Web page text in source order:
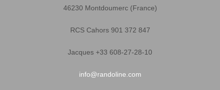
46230 Montdoumerc (France)
RCS Cahors 901 372 847
Jacques +33 608-27-28-10
info@randoline.com